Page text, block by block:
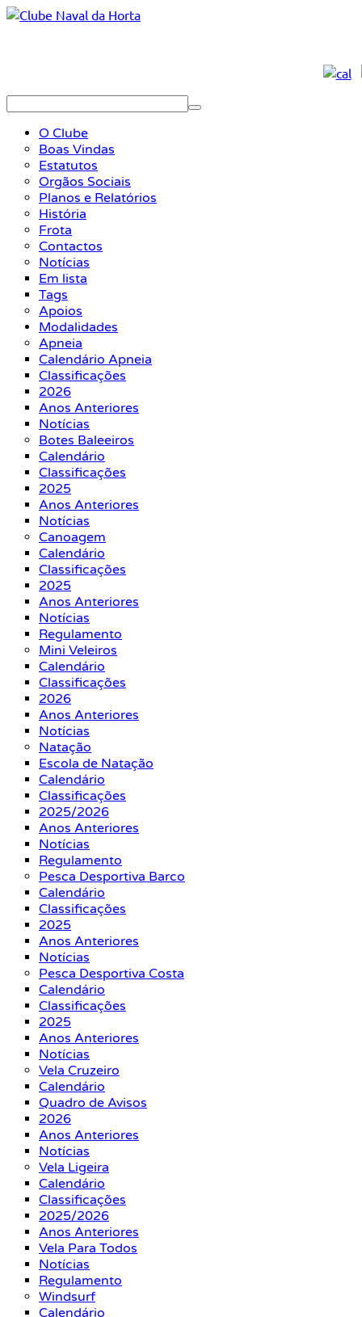
O Clube
Boas Vindas
Estatutos
Orgãos Sociais
Planos e Relatórios
História
Frota
Contactos
Notícias
Em lista
Tags
Apoios
Modalidades
Apneia
Calendário Apneia
Classificações
2026
Anos Anteriores
Notícias
Botes Baleeiros
Calendário
Classificações
2025
Anos Anteriores
Notícias
Canoagem
Calendário
Classificações
2025
Anos Anteriores
Notícias
Regulamento
Mini Veleiros
Calendário
Classificações
2026
Anos Anteriores
Notícias
Natação
Escola de Natação
Calendário
Classificações
2025/2026
Anos Anteriores
Notícias
Regulamento
Pesca Desportiva Barco
Calendário
Classificações
2025
Anos Anteriores
Notícias
Pesca Desportiva Costa
Calendário
Classificações
2025
Anos Anteriores
Notícias
Vela Cruzeiro
Calendário
Quadro de Avisos
2026
Anos Anteriores
Notícias
Vela Ligeira
Calendário
Classificações
2025/2026
Anos Anteriores
Vela Para Todos
Notícias
Regulamento
Windsurf
Calendário